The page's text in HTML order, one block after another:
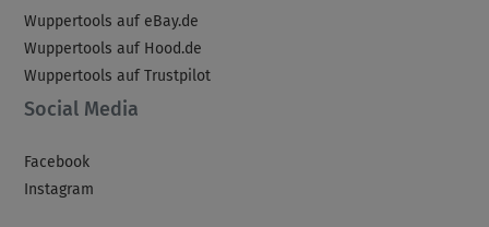
Wuppertools auf eBay.de
Wuppertools auf Hood.de
Wuppertools auf Trustpilot
Social Media
Facebook
Instagram